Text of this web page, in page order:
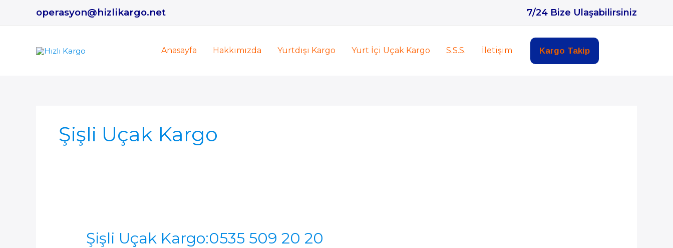
operasyon@hizlikargo.net 7/24 Bize Ulaşabilirsiniz
Anasayfa Hakkımızda Yurtdışı Kargo Yurt İçi Uçak Kargo S.S.S. İletişim Kargo Takip
Şişli Uçak Kargo
Şişli Uçak Kargo:0535 509 20 20